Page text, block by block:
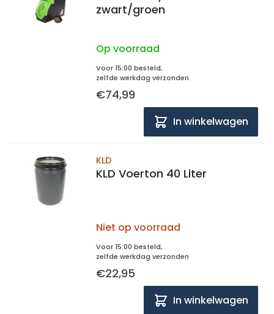
zwart/groen
Op voorraad
Voor 15:00 besteld,
zelfde werkdag verzonden
€74,99
In winkelwagen
KLD
KLD Voerton 40 Liter
Niet op voorraad
Voor 15:00 besteld,
zelfde werkdag verzonden
€22,95
In winkelwagen